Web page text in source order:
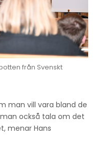
från Svenskt
man vill vara bland de
också tala om det
menar Hans